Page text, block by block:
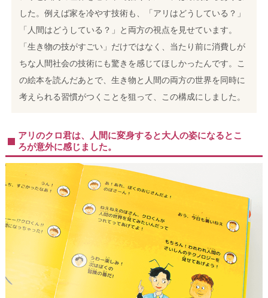
した。例えば家を冷やす技術も、「アリはどうしている？」
「人間はどうしている？」と両方の視点を見せています。
「生き物の技がすごい」だけではなく、当たり前に消費しが
ちな人間社会の技術にも驚きを感じてほしかったんです。こ
の絵本を読んだあとで、生き物と人間の両方の世界を同時に
考えられる習慣がつくことを狙って、この構成にしました。
アリのクロ君は、人間に変身すると大人の姿になるとこ
ろが意外に感じました。